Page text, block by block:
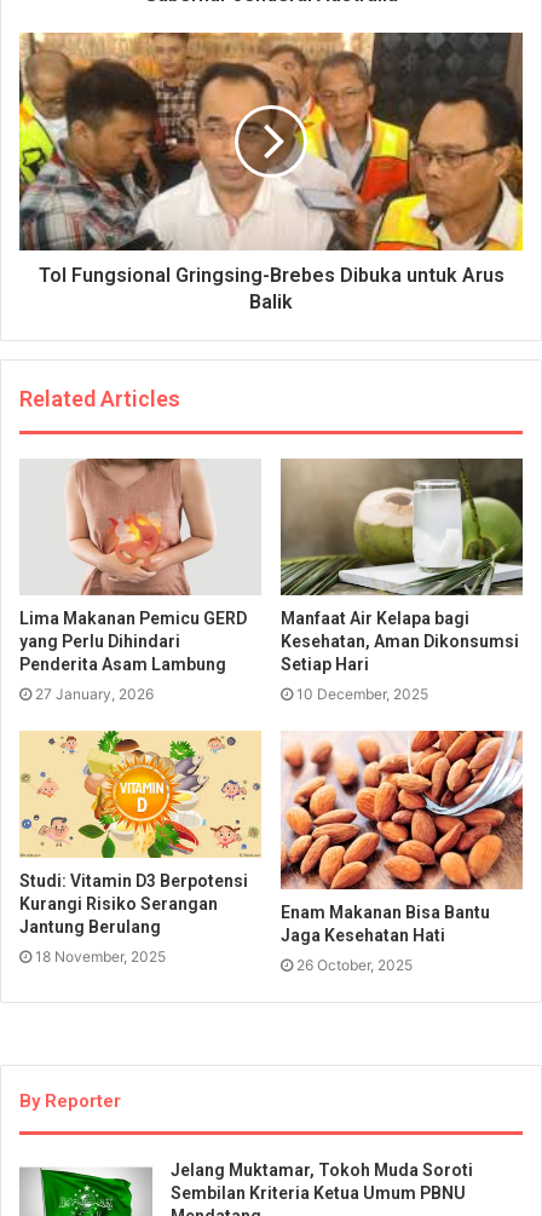
Tol Fungsional Gringsing-Brebes Dibuka untuk Arus
Balik
Related Articles
Lima Makanan Pemicu GERD
yang Perlu Dihindari
Penderita Asam Lambung
27 January, 2026
Manfaat Air Kelapa bagi
Kesehatan, Aman Dikonsumsi
Setiap Hari
10 December, 2025
Studi: Vitamin D3 Berpotensi
Kurangi Risiko Serangan
Jantung Berulang
18 November, 2025
Enam Makanan Bisa Bantu
Jaga Kesehatan Hati
26 October, 2025
By Reporter
Jelang Muktamar, Tokoh Muda Soroti
Sembilan Kriteria Ketua Umum PBNU